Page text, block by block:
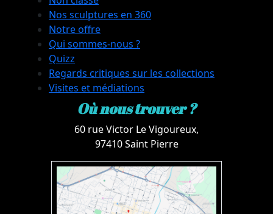
Nos sculptures en 360
Notre offre
Qui sommes-nous ?
Quizz
Regards critiques sur les collections
Visites et médiations
Où nous trouver ?
60 rue Victor Le Vigoureux,
97410 Saint Pierre